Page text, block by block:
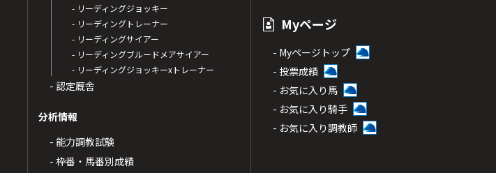
- リーディングジョッキー
- リーディングトレーナー
- リーディングサイアー
- リーディングブルードメアサイアー
- リーディングジョッキーxトレーナー
- 認定厩舎
分析情報
- 能力調教試験
- 枠番・馬番別成績
Myページ
- Myページトップ
- 投票成績
- お気に入り馬
- お気に入り騎手
- お気に入り調教師